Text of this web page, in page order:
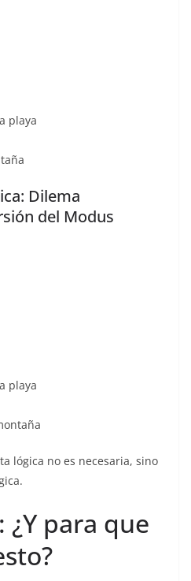
playa
Dilema
del Modus
playa
lógica no es necesaria, sino
para que